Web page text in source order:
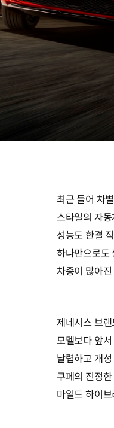
최근 들어 차
스타일의 자
성능도 한결
하나만으로도
차종이 많아
제네시스 브
모델보다 앞
날렵하고 개
쿠페의 진정
마일드 하이